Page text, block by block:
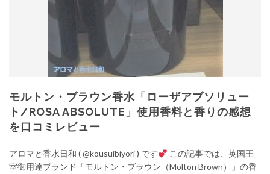
モルトン・ブラウン香水「ローザアブソリュー
ト/ROSA ABSOLUTE」使用香料と香りの感想
を口コミレビュー
アロマと香水日和 ( @kousuibiyori ) です
この記事では、英国王
室御用達ブランド「モルトン・ブラウン（Molton Brown）」の香